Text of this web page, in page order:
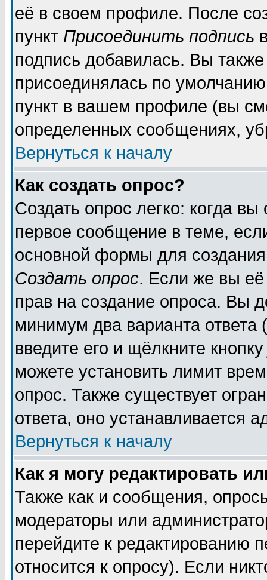
её в своем профиле. После
пункт Присоединить подпись
подпись добавилась. Вы
присоединялась по
пункт в вашем профиле (вы
определенных сообщениях,
Вернуться к началу
Как создать опрос?
Создать опрос легко: когда
первое сообщение в теме,
основной формы для
Создать опрос. Если же вы её
прав на создание опроса. Вы
минимум два варианта ответа
введите его и щёлкните
можете установить лимит
опрос. Также существует
ответа, оно устанавливается
Вернуться к началу
Как я могу редактировать
Также как и сообщения,
модераторы или
перейдите к редактированию
относится к опросу). Если